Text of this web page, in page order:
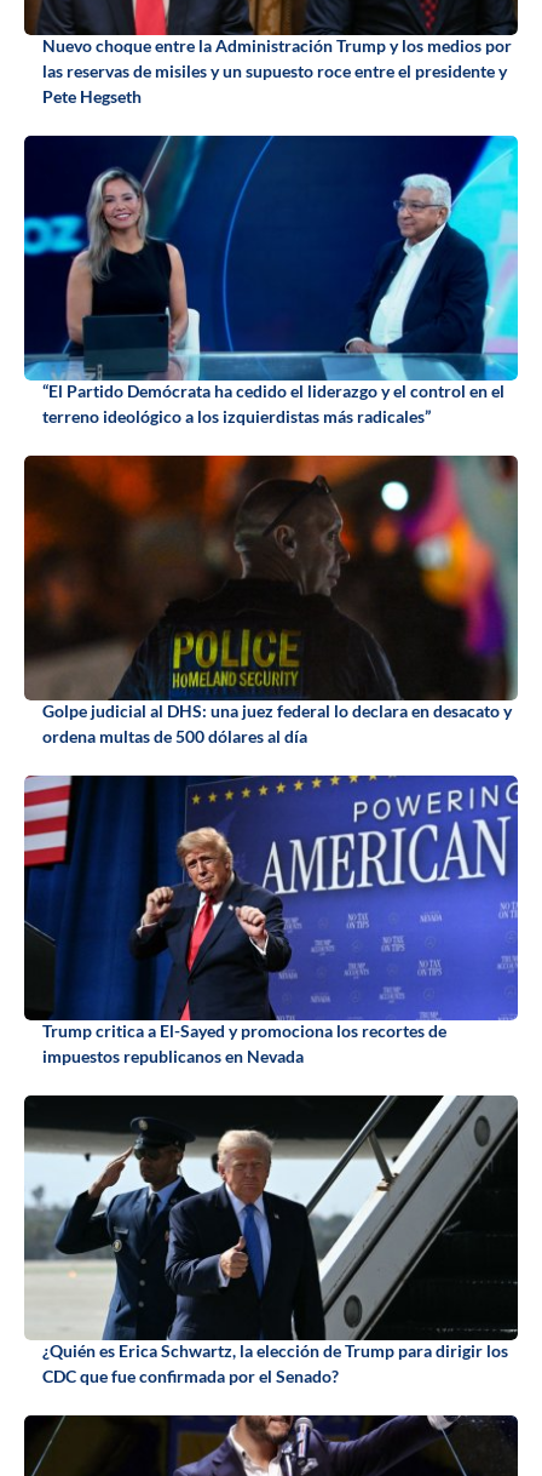
Nuevo choque entre la Administración Trump y los medios por
las reservas de misiles y un supuesto roce entre el presidente y
Pete Hegseth
“El Partido Demócrata ha cedido el liderazgo y el control en el
terreno ideológico a los izquierdistas más radicales”
Golpe judicial al DHS: una juez federal lo declara en desacato y
ordena multas de 500 dólares al día
Trump critica a El-Sayed y promociona los recortes de
impuestos republicanos en Nevada
¿Quién es Erica Schwartz, la elección de Trump para dirigir los
CDC que fue confirmada por el Senado?